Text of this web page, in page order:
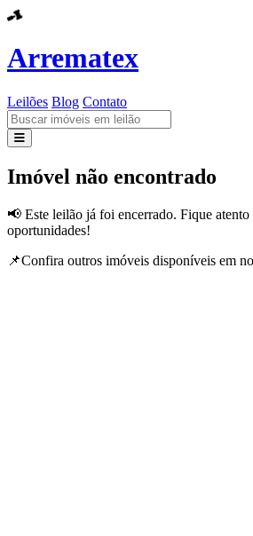
Arrematex
Leilões Blog Contato
Leilões
Imóvel não encontrado
📢 Este leilão já foi encerrado. Fique atento
oportunidades!
📌Confira outros imóveis disponíveis em